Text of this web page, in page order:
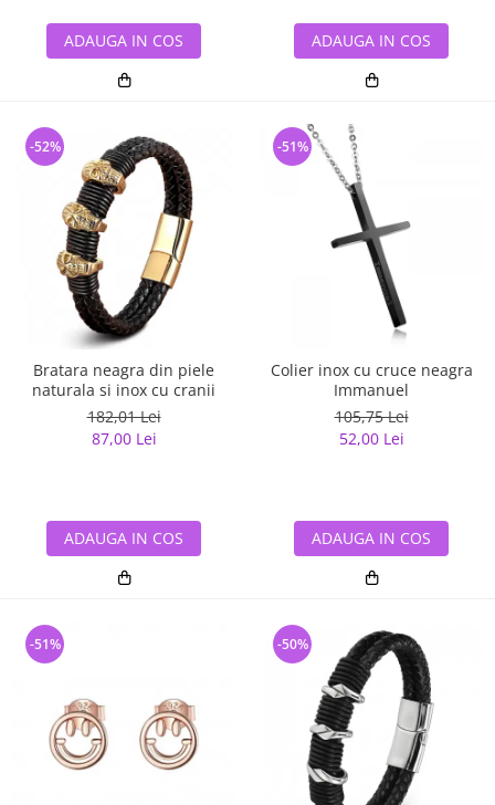
ADAUGA IN COS ADAUGA IN COS
Bratara neagra din piele
naturala si inox cu cranii
182,01 Lei
87,00 Lei
-52%
ADAUGA IN COS
Colier inox cu cruce neagra
Immanuel
105,75 Lei
52,00 Lei
-51%
ADAUGA IN COS
-51% -50%